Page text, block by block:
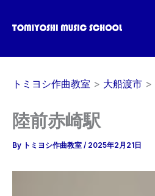
ス
トミヨシ作曲教室 大船渡市
陸前赤崎駅
By トミヨシ作曲教室 / 2025年2月21日